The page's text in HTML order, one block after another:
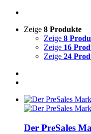
Zeige 8 Produkte
Zeige 8
Zeige 16
Zeige 24
Der PreSales